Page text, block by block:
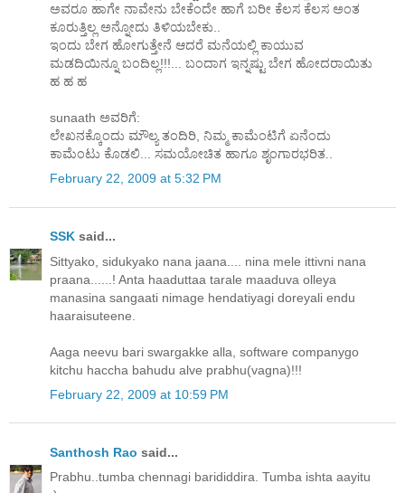
ಅವರೂ ಹಾಗೇ ನಾವೇನು ಬೇಕೆಂದೇ ಹಾಗೆ ಬರೀ ಕೆಲಸ ಕೆಲಸ ಅಂತ
ಕೂರುತ್ತಿಲ್ಲ ಅನ್ನೋದು ತಿಳಿಯಬೇಕು..
ಇಂದು ಬೇಗ ಹೋಗುತ್ತೇನೆ ಆದರೆ ಮನೆಯಲ್ಲಿ ಕಾಯುವ
ಮಡದಿಯಿನ್ನೂ ಬಂದಿಲ್ಲ!!!... ಬಂದಾಗ ಇನ್ನಷ್ಟು ಬೇಗ ಹೋದರಾಯಿತು
ಹ ಹ ಹ
sunaath ಅವರಿಗೆ:
ಲೇಖನಕ್ಕೊಂದು ಮೌಲ್ಯ ತಂದಿರಿ, ನಿಮ್ಮ ಕಾಮೆಂಟಿಗೆ ಏನೆಂದು
ಕಾಮೆಂಟು ಕೊಡಲಿ... ಸಮಯೋಚಿತ ಹಾಗೂ ಶೃಂಗಾರಭರಿತ..
February 22, 2009 at 5:32 PM
SSK said...
Sittyako, sidukyako nana jaana.... nina mele ittivni nana
praana......! Anta haaduttaa tarale maaduva olleya
manasina sangaati nimage hendatiyagi doreyali endu
haaraisuteene.
Aaga neevu bari swargakke alla, software companygo
kitchu haccha bahudu alve prabhu(vagna)!!!
February 22, 2009 at 10:59 PM
Santhosh Rao said...
Prabhu..tumba chennagi barididdira. Tumba ishta aayitu